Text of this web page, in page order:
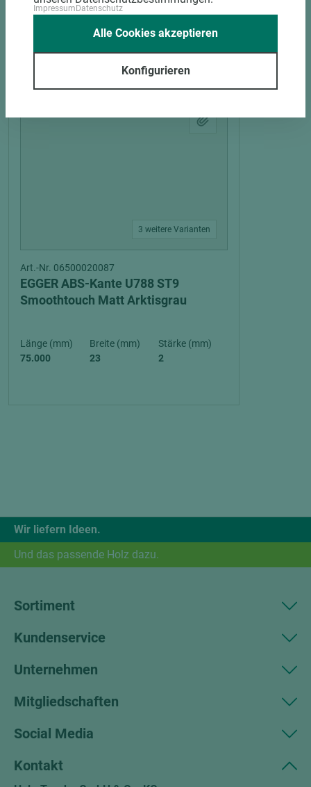
PASSENDES ZUBEHÖR
3 weitere Varianten
Art.-Nr. 06500020087
EGGER ABS-Kante U788 ST9
Smoothtouch Matt Arktisgrau
Länge (mm)
75.000
Breite (mm)
23
Stärke (mm)
2
Wir liefern Ideen.
Und das passende Holz dazu.
Sortiment
Kundenservice
Unternehmen
Mitgliedschaften
Social Media
Kontakt
ImpressumDatenschutz
Konfigurieren
Alle Cookies akzeptieren